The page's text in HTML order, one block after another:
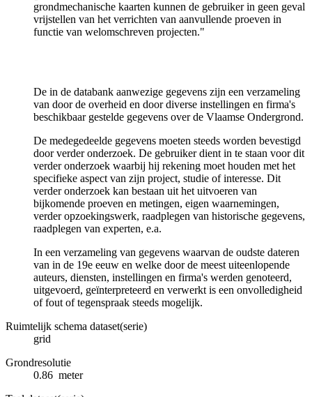
grondmechanische kaarten kunnen de gebruiker in geen geval
vrijstellen van het verrichten van aanvullende proeven in
functie van welomschreven projecten."
De in de databank aanwezige gegevens zijn een verzameling
van door de overheid en door diverse instellingen en firma's
beschikbaar gestelde gegevens over de Vlaamse Ondergrond.
De medegedeelde gegevens moeten steeds worden bevestigd
door verder onderzoek. De gebruiker dient in te staan voor dit
verder onderzoek waarbij hij rekening moet houden met het
specifieke aspect van zijn project, studie of interesse. Dit
verder onderzoek kan bestaan uit het uitvoeren van
bijkomende proeven en metingen, eigen waarnemingen,
verder opzoekingswerk, raadplegen van historische gegevens,
raadplegen van experten, e.a.
In een verzameling van gegevens waarvan de oudste dateren
van in de 19e eeuw en welke door de meest uiteenlopende
auteurs, diensten, instellingen en firma's werden genoteerd,
uitgevoerd, geïnterpreteerd en verwerkt is een onvolledigheid
of fout of tegenspraak steeds mogelijk.
Ruimtelijk schema dataset(serie)
grid
Grondresolutie
0.86 meter